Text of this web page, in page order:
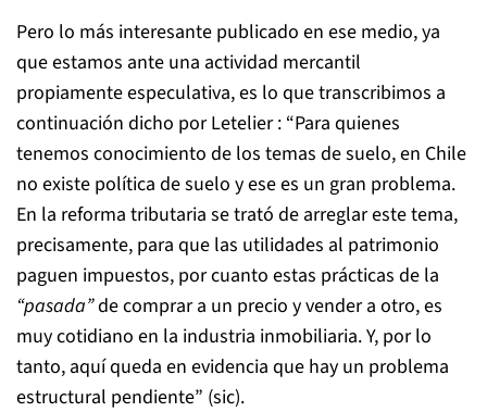
Pero lo más interesante publicado en ese medio, ya
que estamos ante una actividad mercantil
propiamente especulativa, es lo que transcribimos a
continuación dicho por Letelier : “Para quienes
tenemos conocimiento de los temas de suelo, en Chile
no existe política de suelo y ese es un gran problema.
En la reforma tributaria se trató de arreglar este tema,
precisamente, para que las utilidades al patrimonio
paguen impuestos, por cuanto estas prácticas de la
“pasada”de comprar a un precio y vender a otro, es
muy cotidiano en la industria inmobiliaria. Y, por lo
tanto, aquí queda en evidencia que hay un problema
estructural pendiente” (sic).